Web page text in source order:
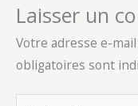
Laisser un
Votre adresse e-
obligatoires sont